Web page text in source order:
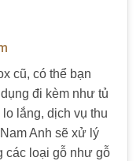
cũ, có thể bạn
đi kèm như tủ
lắng, dịch vụ thu
Anh sẽ xử lý
các loại gỗ như gỗ